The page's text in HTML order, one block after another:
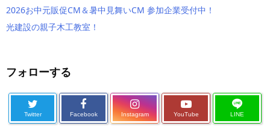
2026お中元販促CM＆暑中見舞いCM 参加企業受付中！
光建設の親子木工教室！
フォローする
Twitter Facebook Instagram YouTube LINE